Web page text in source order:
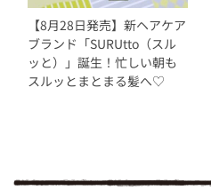
【8月28日発売】新ヘアケア
ブランド「SURUtto（スル
ッと）」誕生！忙しい朝も
スルッとまとまる髪へ♡